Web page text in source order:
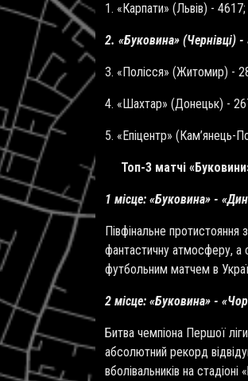
1. «Карпати» (Львів) - 4617;
2. «Буковина» (Чернівці)
3. «Полісся» (Житомир) -
4. «Шахтар» (Донецьк) -
5. «Епіцентр» (Кам’янець-
Топ-3 матчі
1 місце: «Буковина» -
Півфінальне
фантастичну атмосферу, а
футбольним матчем в
2 місце: «Буковина» -
Битва чемпіона Першої
абсолютний рекорд
вболівальників на